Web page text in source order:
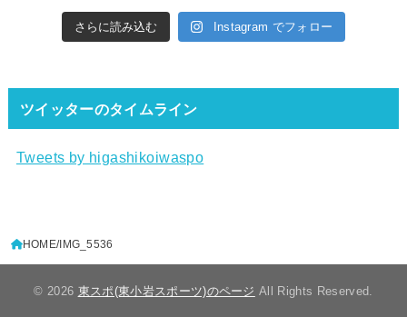
さらに読み込む Instagram でフォロー
ツイッターのタイムライン
Tweets by higashikoiwaspo
HOME IMG_5536
© 2026 東スポ(東小岩スポーツ)のページ All Rights Reserved.